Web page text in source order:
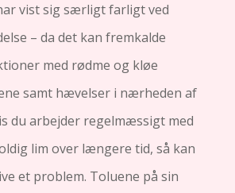
vist sig særligt farligt ved
– da det kan fremkalde
med rødme og kløe
samt hævelser i nærheden af
du arbejder regelmæssigt med
lim over længere tid, så kan
et problem. Toluene på sin